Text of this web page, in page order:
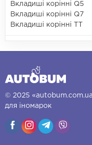
Вкладиші корінні Q5
Вкладиші корінні Q7
Вкладиші корінні TT
© 2025
для іномарок